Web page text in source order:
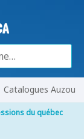
Catalogues Auzou
du québec